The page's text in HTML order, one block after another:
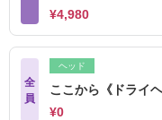
¥4,980
全
員
ヘッド
ここから《ドライ
¥0